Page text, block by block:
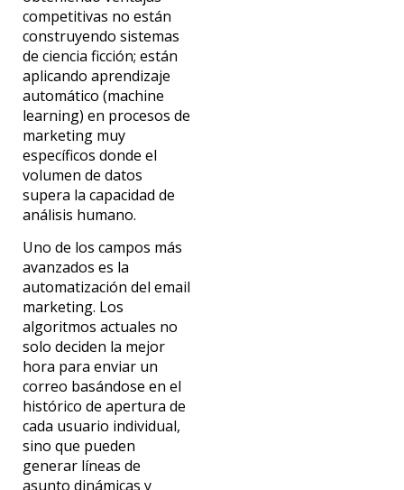
competitivas no están
construyendo sistemas
de ciencia ficción; están
aplicando aprendizaje
automático (machine
learning) en procesos de
marketing muy
específicos donde el
volumen de datos
supera la capacidad de
análisis humano.
Uno de los campos más
avanzados es la
automatización del email
marketing. Los
algoritmos actuales no
solo deciden la mejor
hora para enviar un
correo basándose en el
histórico de apertura de
cada usuario individual,
sino que pueden
generar líneas de
asunto dinámicas y